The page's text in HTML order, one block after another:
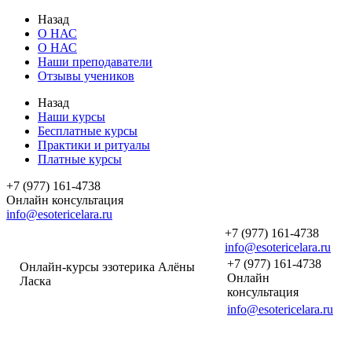
Назад
О НАС
О НАС
Наши преподаватели
Отзывы учеников
Назад
Наши курсы
Бесплатные курсы
Практики и ритуалы
Платные курсы
+7 (977) 161-4738
Онлайн консультация
info@esotericelara.ru
Онлайн-курсы эзотерика Алёны
Ласка
+7 (977) 161-4738
info@esotericelara.ru
+7 (977) 161-4738
Онлайн
консультация
info@esotericelara.ru